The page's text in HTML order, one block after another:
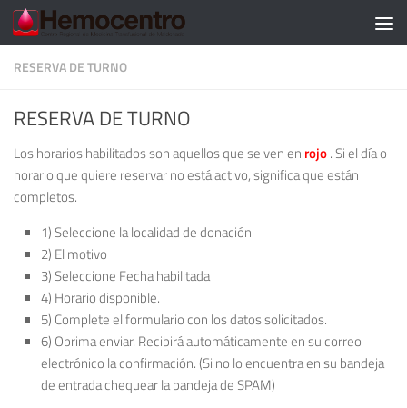
RESERVA DE TURNO
RESERVA DE TURNO
Los horarios habilitados son aquellos que se ven en rojo. Si el día o
horario que quiere reservar no está activo, significa que están
completos.
1) Seleccione la localidad de donación
2) El motivo
3) Seleccione Fecha habilitada
4) Horario disponible.
5) Complete el formulario con los datos solicitados.
6) Oprima enviar. Recibirá automáticamente en su correo
electrónico la confirmación. (Si no lo encuentra en su bandeja
de entrada chequear la bandeja de SPAM)